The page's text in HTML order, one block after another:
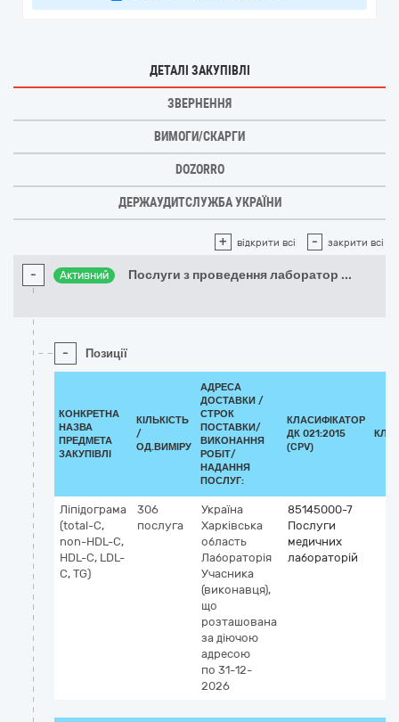
ДЕТАЛІ ЗАКУПІВЛІ
ЗВЕРНЕННЯ
ВИМОГИ/СКАРГИ
DOZORRO
ДЕРЖАУДИТСЛУЖБА УКРАЇНИ
+ відкрити всі - закрити всі
- Активний Послуги з проведення лаборатор ...
- Позиції
КОНКРЕТНА
НАЗВА
ПРЕДМЕТА
ЗАКУПІВЛІ
КІЛЬКІСТЬ
/
ОД.ВИМІРУ
АДРЕСА
ДОСТАВКИ /
СТРОК
ПОСТАВКИ/
ВИКОНАННЯ
РОБІТ/
НАДАННЯ
ПОСЛУГ:
КЛАСИФІКАТОР
ДК 021:2015
(CPV)
Ліпідограма
(total-C,
non-HDL-C,
HDL-C, LDL-
C, TG)
306
послуга
Україна
Харківська
область
Лабораторія
Учасника
(виконавця),
що
розташована
за діючою
адресою
по 31-12-
2026
85145000-7
Послуги
медичних
лабораторій